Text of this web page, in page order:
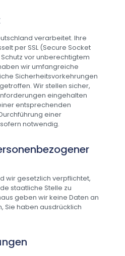
verarbeitet. Ihre
per SSL (Secure Socket
vor unberechtigtem
wir umfangreiche
Sicherheitsvorkehrungen
Wir stellen sicher,
eingehalten
entsprechenden
einer
notwendig.
wir gesetzlich verpflichtet,
staatliche Stelle zu
geben wir keine Daten an
Sie haben ausdrücklich